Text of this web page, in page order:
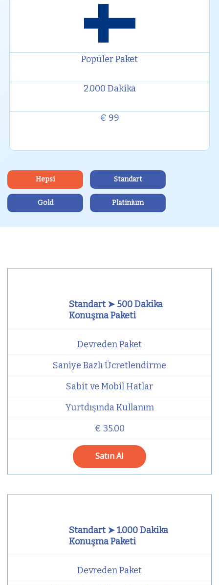
Popüler Paket
2.000 Dakika
€ 99
Hepsi Standart
Gold Platinium
Standart ➤ 500 Dakika
Konuşma Paketi
Devreden Paket
Saniye Bazlı Ücretlendirme
Sabit ve Mobil Hatlar
Yurtdışında Kullanım
€ 35.00
Satın Al
Standart ➤ 1.000 Dakika
Konuşma Paketi
Devreden Paket